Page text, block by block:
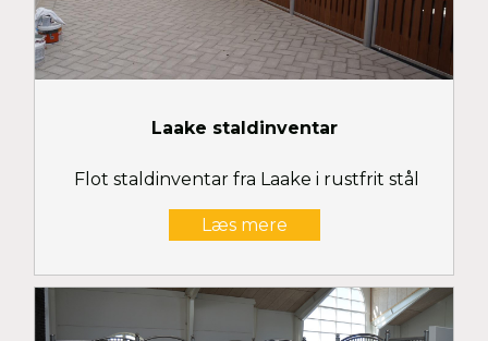
Laake staldinventar
Flot staldinventar fra Laake i rustfrit stål
Læs mere